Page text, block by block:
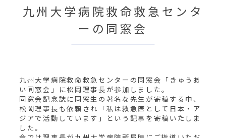
九州大学病院救命救急センタ
ーの同窓会
九州大学病院救命救急センターの同窓会「きゅうあ
い同窓会」に松岡理事長が参加しました。
同窓会記念誌に同窓生の著名な先生が寄稿する中、
松岡理事長も依頼され「私は救急医として日本・ア
ジアで活動しています」という記事を寄稿いたしま
した。